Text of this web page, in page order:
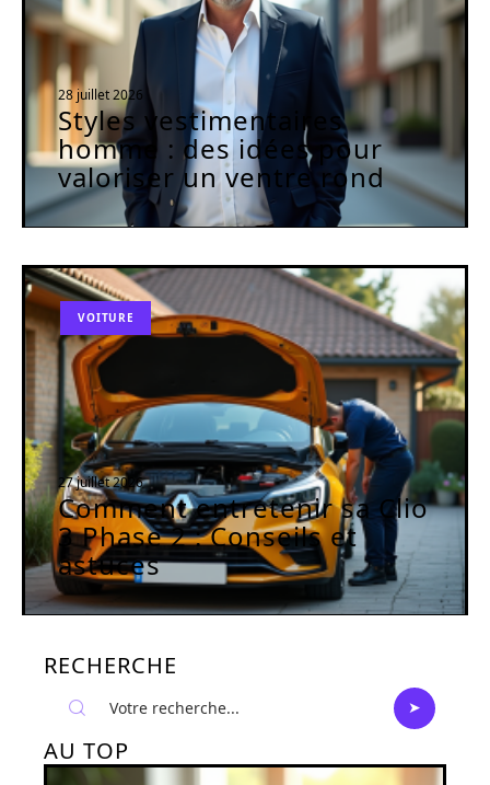
28 juillet 2026
Styles vestimentaires
homme : des idées pour
valoriser un ventre rond
VOITURE
27 juillet 2026
Comment entretenir sa Clio
3 Phase 2 : Conseils et
astuces
RECHERCHE
AU TOP